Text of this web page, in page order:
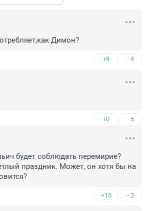
Димон?
+8 –4
+0 –5
будет соблюдать перемирие?
праздник. Может, он хотя бы на
+15 –2